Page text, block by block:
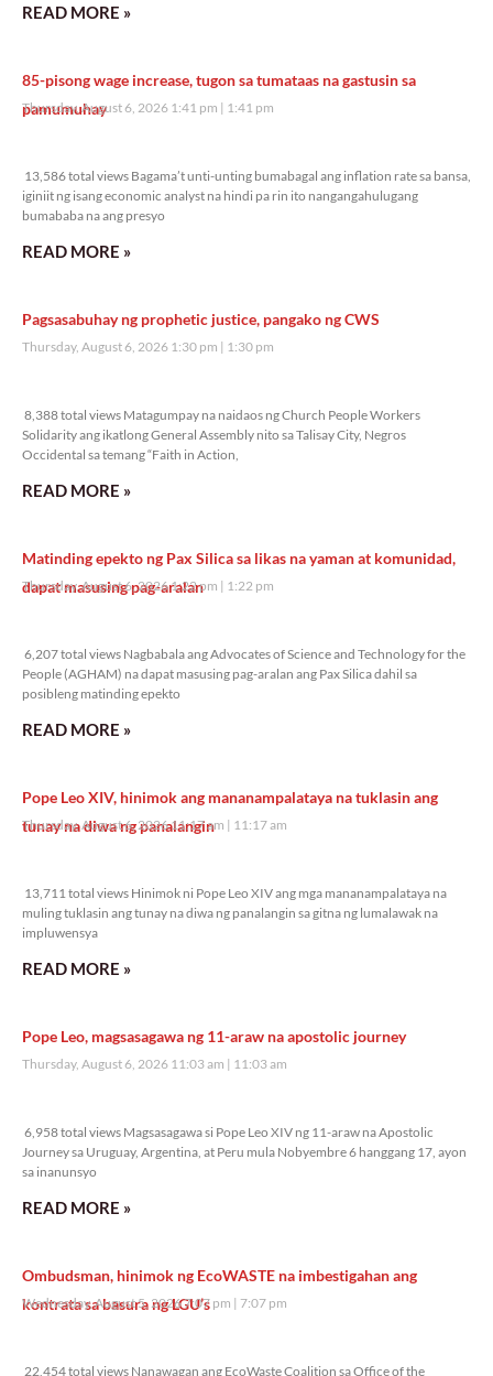
READ MORE »
85-pisong wage increase, tugon sa tumataas na gastusin sa
pamumuhay
Thursday, August 6, 2026 1:41 pm 1:41 pm
13,586 total views Bagama’t unti-unting bumabagal ang inflation rate sa bansa,
iginiit ng isang economic analyst na hindi pa rin ito nangangahulugang
bumababa na ang presyo
READ MORE »
Pagsasabuhay ng prophetic justice, pangako ng CWS
Thursday, August 6, 2026 1:30 pm 1:30 pm
8,388 total views Matagumpay na naidaos ng Church People Workers
Solidarity ang ikatlong General Assembly nito sa Talisay City, Negros
Occidental sa temang “Faith in Action,
READ MORE »
Matinding epekto ng Pax Silica sa likas na yaman at komunidad,
dapat masusing pag-aralan
Thursday, August 6, 2026 1:22 pm 1:22 pm
6,207 total views Nagbabala ang Advocates of Science and Technology for the
People (AGHAM) na dapat masusing pag-aralan ang Pax Silica dahil sa
posibleng matinding epekto
READ MORE »
Pope Leo XIV, hinimok ang mananampalataya na tuklasin ang
tunay na diwa ng panalangin
Thursday, August 6, 2026 11:17 am 11:17 am
13,711 total views Hinimok ni Pope Leo XIV ang mga mananampalataya na
muling tuklasin ang tunay na diwa ng panalangin sa gitna ng lumalawak na
impluwensya
READ MORE »
Pope Leo, magsasagawa ng 11-araw na apostolic journey
Thursday, August 6, 2026 11:03 am 11:03 am
6,958 total views Magsasagawa si Pope Leo XIV ng 11-araw na Apostolic
Journey sa Uruguay, Argentina, at Peru mula Nobyembre 6 hanggang 17, ayon
sa inanunsyo
READ MORE »
Ombudsman, hinimok ng EcoWASTE na imbestigahan ang
kontrata sa basura ng LGU’s
Wednesday, August 5, 2026 7:07 pm 7:07 pm
22,454 total views Nanawagan ang EcoWaste Coalition sa Office of the